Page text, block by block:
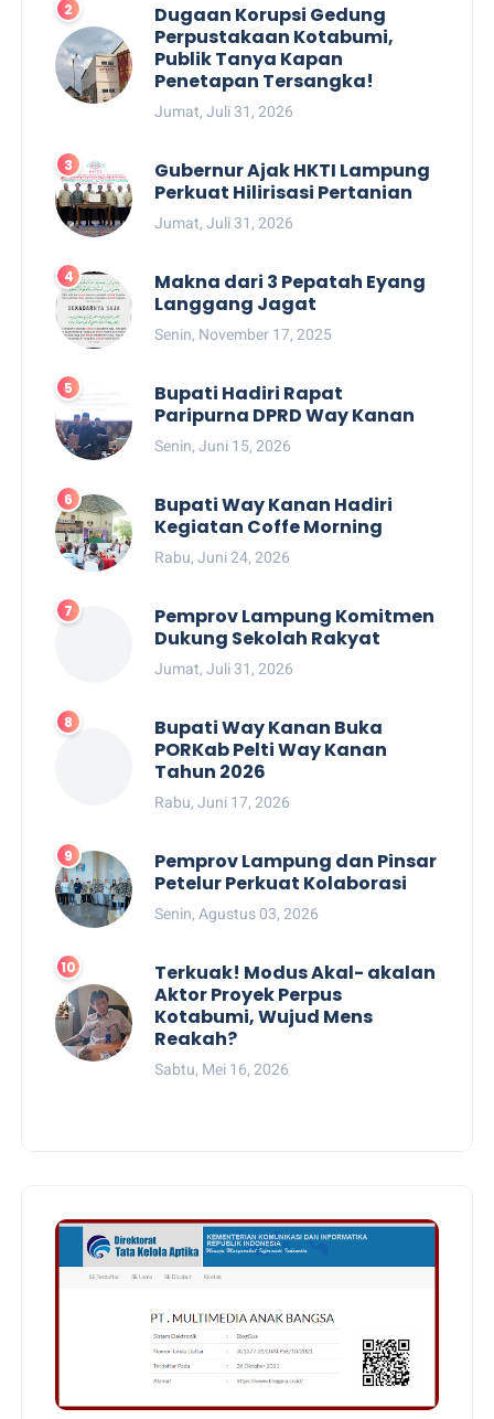
Dugaan Korupsi Gedung
Perpustakaan Kotabumi,
Publik Tanya Kapan
Penetapan Tersangka!
Jumat, Juli 31, 2026
Gubernur Ajak HKTI Lampung
Perkuat Hilirisasi Pertanian
Jumat, Juli 31, 2026
Makna dari 3 Pepatah Eyang
Langgang Jagat
Senin, November 17, 2025
Bupati Hadiri Rapat
Paripurna DPRD Way Kanan
Senin, Juni 15, 2026
Bupati Way Kanan Hadiri
Kegiatan Coffe Morning
Rabu, Juni 24, 2026
Pemprov Lampung Komitmen
Dukung Sekolah Rakyat
Jumat, Juli 31, 2026
Bupati Way Kanan Buka
PORKab Pelti Way Kanan
Tahun 2026
Rabu, Juni 17, 2026
Pemprov Lampung dan Pinsar
Petelur Perkuat Kolaborasi
Senin, Agustus 03, 2026
Terkuak! Modus Akal- akalan
Aktor Proyek Perpus
Kotabumi, Wujud Mens
Reakah?
Sabtu, Mei 16, 2026